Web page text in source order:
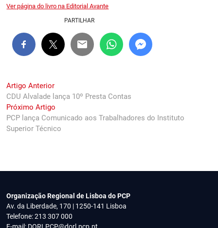
Ver página do livro na Editorial Avante
PARTILHAR
Navegação
de
artigos
Artigo AnteriorPrevious
post:
CDU Alvalade lança 10º Presta Contas
Próximo Artigo
post:
PCP lança Comunicado aos Trabalhadores do Instituto
Superior Técnico
Organização Regional de Lisboa do PCP
Av. da Liberdade, 170 | 1250-141 Lisboa
Telefone: 213 307 000
E-mail: DORLPCP@dorl.pcp.pt